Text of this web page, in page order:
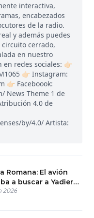
interactiva,
encabezados
de la radio.
y además puedes
cerrado,
en nuestro
redes sociales: 👉🏻
👉🏻 Instagram:
Faceboook:
News Theme 1 de
4.0 de
by/4.0/ Artista:
Romana: El avión
a buscar a Yadier
2026